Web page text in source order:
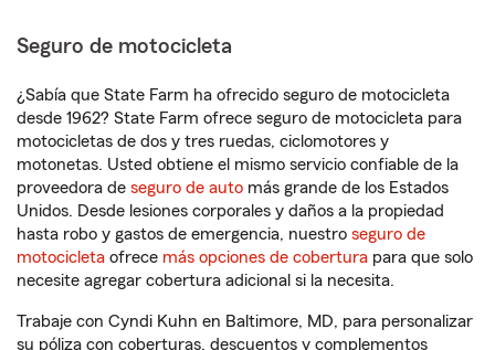
Seguro de motocicleta
¿Sabía que State Farm ha ofrecido seguro de motocicleta
desde 1962? State Farm ofrece seguro de motocicleta para
motocicletas de dos y tres ruedas, ciclomotores y
motonetas. Usted obtiene el mismo servicio confiable de la
proveedora de seguro de auto más grande de los Estados
Unidos. Desde lesiones corporales y daños a la propiedad
hasta robo y gastos de emergencia, nuestro seguro de
motocicleta ofrece más opciones de cobertura para que solo
necesite agregar cobertura adicional si la necesita.
Trabaje con Cyndi Kuhn en Baltimore, MD, para personalizar
su póliza con coberturas, descuentos y complementos